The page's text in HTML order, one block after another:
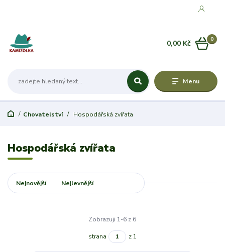
Menu
0
0,00 Kč
Chovatelství Hospodářská zvířata
Hospodářská zvířata
Nejnovější Nejlevnější
Zobrazuji 1-6 z 6
strana z 1